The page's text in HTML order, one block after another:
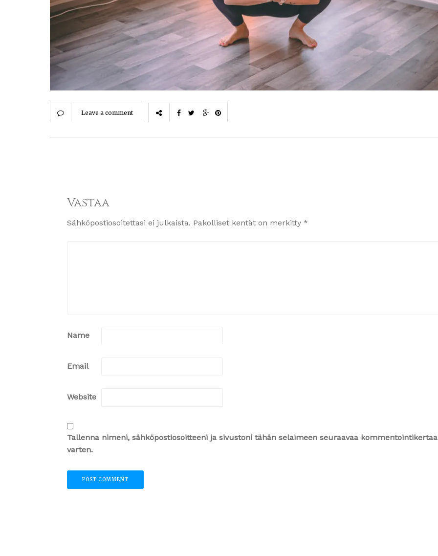
Leave a comment
Vastaa
Sähköpostiosoitettasi ei julkaista. Pakolliset kentät on merkitty *
Name
Email
Website
Tallenna nimeni, sähköpostiosoitteeni ja sivustoni tähän selaimeen seuraavaa kommentointikertaa
varten.